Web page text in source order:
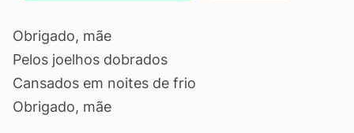
Obrigado, mãe
Pelos joelhos dobrados
Cansados em noites de frio
Obrigado, mãe